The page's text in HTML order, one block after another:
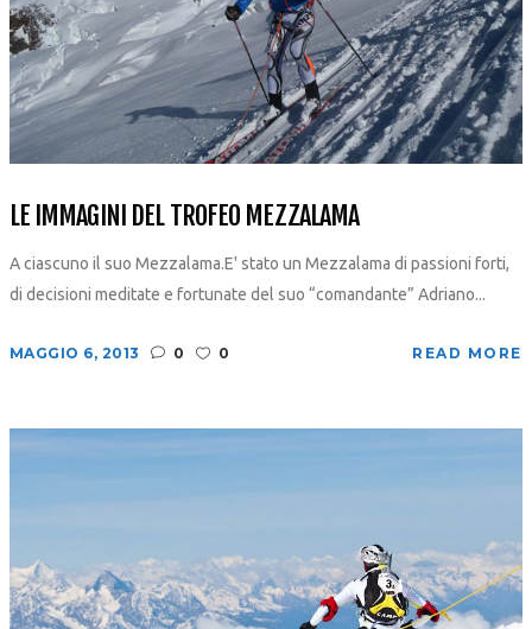
LE IMMAGINI DEL TROFEO MEZZALAMA
A ciascuno il suo Mezzalama.E' stato un Mezzalama di passioni forti,
di decisioni meditate e fortunate del suo “comandante” Adriano...
MAGGIO 6, 2013 0 0 READ MORE